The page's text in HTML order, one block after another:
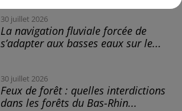
30 juillet 2026
La navigation fluviale forcée de
s’adapter aux basses eaux sur le...
30 juillet 2026
Feux de forêt : quelles interdictions
dans les forêts du Bas-Rhin...